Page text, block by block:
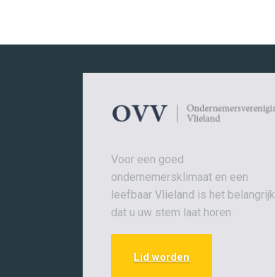
Voor een goed
ondernemersklimaat en een
leefbaar Vlieland is het belangrijk
dat u uw stem laat horen.
Lid worden